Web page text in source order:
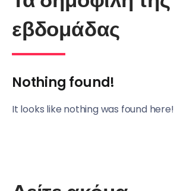
εβδομάδας
Nothing found!
It looks like nothing was found here!